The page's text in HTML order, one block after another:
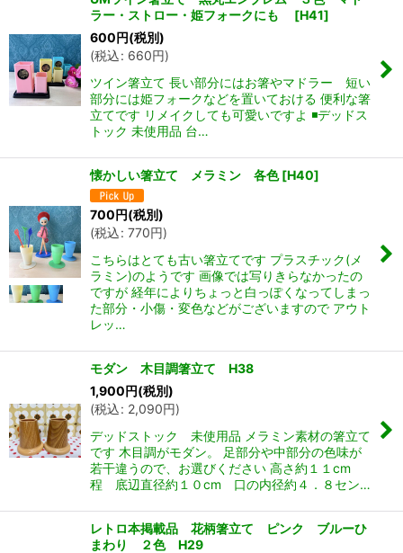
ラー・ストロー・姫フォークにも
[H41]
600円(税別)
(税込: 660円)
ツイン箸立て 長い部分にはお箸やマドラー 短い
部分には姫フォークなどを置いておける 便利な箸
立てです リメイクしても可愛いですよ ◾️デッドス
トック 未使用品 台…
懐かしい箸立て メラミン 各色 [H40]
700円(税別)
(税込: 770円)
こちらはとても古い箸立てです プラスチック(メ
ラミン)のようです 画像では写りきらなかったの
ですが 経年によりちょっと白っぽくなってしまっ
た部分・小傷・変色などがございますので アウト
レッ…
モダン 木目調箸立て H38
1,900円(税別)
(税込: 2,090円)
デッドストック 未使用品 メラミン素材の箸立て
です 木目調がモダン。 足部分や中部分の色味が
若干違うので、お選びください 高さ約１１cm
程 底辺直径約１０cm 口の内径約４．８セン…
レトロ本掲載品 花柄箸立て ピンク ブルーひ
まわり ２色 H29